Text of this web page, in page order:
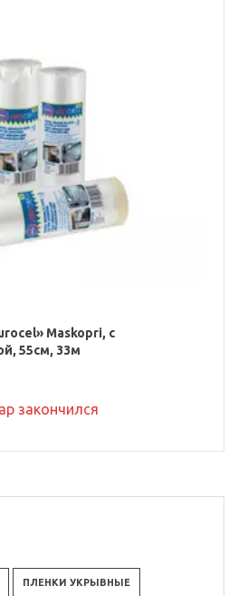
Maskopri, с
55см, 33м
закончился
ПЛЕНКИ УКРЫВНЫЕ